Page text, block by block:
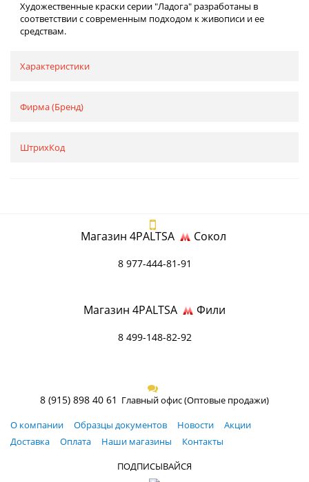
Художественные краски серии "Ладога" разработаны в
соответствии с современным подходом к живописи и ее
средствам.
Характеристики
Фирма (Бренд)
ШтрихКод
Магазин 4PALTSA Сокол
8 977-444-81-91
Магазин 4PALTSA Фили
8 499-148-82-92
8 (915) 898 40 61 Главный офис (Оптовые продажи)
О компании
Образцы документов Новости
Акции
Доставка
Оплата Наши магазины
Контакты
ПОДПИСЫВАЙСЯ